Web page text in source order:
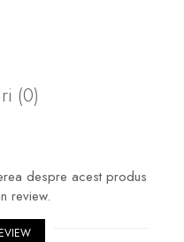
(0)
despre acest produs
review.